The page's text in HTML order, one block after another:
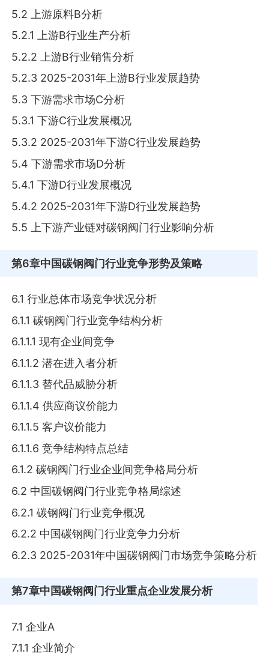
5.2 上游原料B分析
5.2.1 上游B行业生产分析
5.2.2 上游B行业销售分析
5.2.3 2025-2031年上游B行业发展趋势
5.3 下游需求市场C分析
5.3.1 下游C行业发展概况
5.3.2 2025-2031年下游C行业发展趋势
5.4 下游需求市场D分析
5.4.1 下游D行业发展概况
5.4.2 2025-2031年下游D行业发展趋势
5.5 上下游产业链对碳钢阀门行业影响分析
第6章中国碳钢阀门行业竞争形势及策略
6.1 行业总体市场竞争状况分析
6.1.1 碳钢阀门行业竞争结构分析
6.1.1.1 现有企业间竞争
6.1.1.2 潜在进入者分析
6.1.1.3 替代品威胁分析
6.1.1.4 供应商议价能力
6.1.1.5 客户议价能力
6.1.1.6 竞争结构特点总结
6.1.2 碳钢阀门行业企业间竞争格局分析
6.2 中国碳钢阀门行业竞争格局综述
6.2.1 碳钢阀门行业竞争概况
6.2.2 中国碳钢阀门行业竞争力分析
6.2.3 2025-2031年中国碳钢阀门市场竞争策略分析
第7章中国碳钢阀门行业重点企业发展分析
7.1 企业A
7.1.1 企业简介